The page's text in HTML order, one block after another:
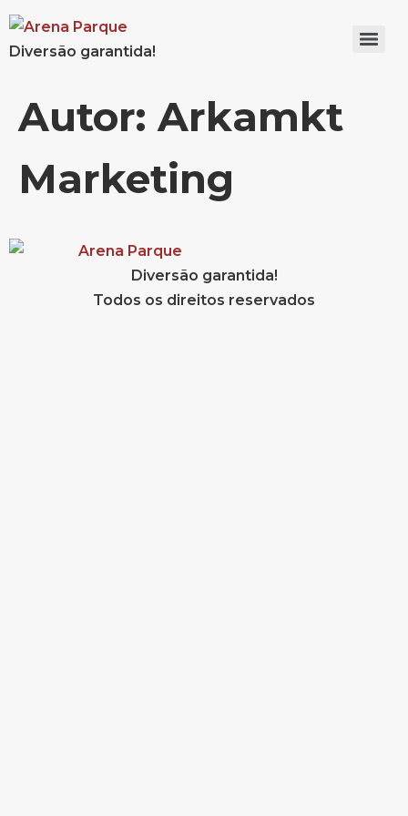
Diversão garantida!
Autor:Arkamkt
Marketing
Diversão garantida!
Todos os direitos reservados